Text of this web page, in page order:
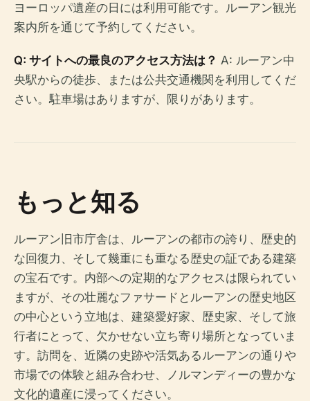
ヨーロッパ遺産の日には利用可能です。ルーアン観光
案内所を通じて予約してください。
Q: サイトへの最良のアクセス方法は？ A: ルーアン中
央駅からの徒歩、または公共交通機関を利用してくだ
さい。駐車場はありますが、限りがあります。
もっと知る
ルーアン旧市庁舎は、ルーアンの都市の誇り、歴史的
な回復力、そして幾重にも重なる歴史の証である建築
の宝石です。内部への定期的なアクセスは限られてい
ますが、その壮麗なファサードとルーアンの歴史地区
の中心という立地は、建築愛好家、歴史家、そして旅
行者にとって、欠かせない立ち寄り場所となっていま
す。訪問を、近隣の史跡や活気あるルーアンの通りや
市場での体験と組み合わせ、ノルマンディーの豊かな
文化的遺産に浸ってください。